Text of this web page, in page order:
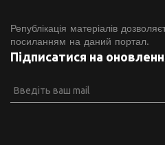
Републікація матеріалів
посиланням на даний портал.
Підписатися на